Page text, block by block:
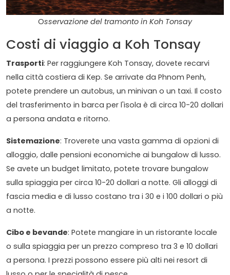
Osservazione del tramonto in Koh Tonsay
Costi di viaggio a Koh Tonsay
Trasporti: Per raggiungere Koh Tonsay, dovete recarvi
nella città costiera di Kep. Se arrivate da Phnom Penh,
potete prendere un autobus, un minivan o un taxi. Il costo
del trasferimento in barca per l'isola è di circa 10-20 dollari
a persona andata e ritorno.
Sistemazione: Troverete una vasta gamma di opzioni di
alloggio, dalle pensioni economiche ai bungalow di lusso.
Se avete un budget limitato, potete trovare bungalow
sulla spiaggia per circa 10-20 dollari a notte. Gli alloggi di
fascia media e di lusso costano tra i 30 e i 100 dollari o più
a notte.
Cibo e bevande: Potete mangiare in un ristorante locale
o sulla spiaggia per un prezzo compreso tra 3 e 10 dollari
a persona. I prezzi possono essere più alti nei resort di